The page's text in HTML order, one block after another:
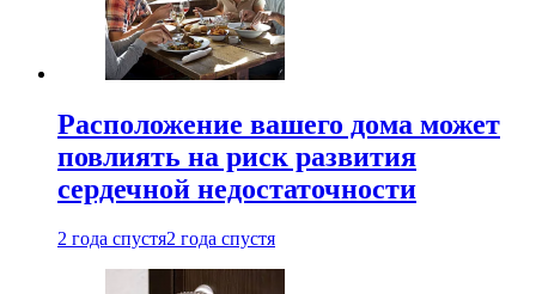
Расположение вашего дома может
повлиять на риск развития
сердечной недостаточности
2 года спустя2 года спустя